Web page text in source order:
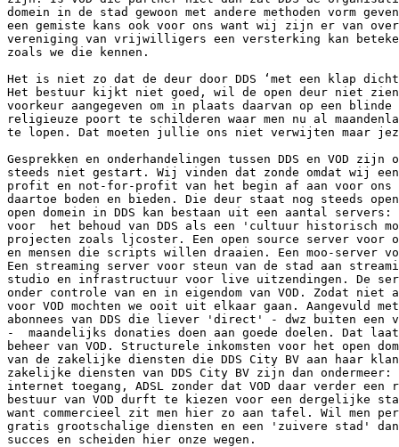
domein in de stad gewoon met andere methoden vorm
een gemiste kans ook voor ons want wij zijn er van
vereniging van vrijwilligers een versterking kan
zoals we die kennen.
Het is niet zo dat de deur door DDS ‘met een klap
Het bestuur kijkt niet goed, wil de open deur niet
voorkeur aangegeven om in plaats daarvan op een
religieuze poort te schilderen waar men nu al
te lopen. Dat moeten jullie ons niet verwijten maar
Gesprekken en onderhandelingen tussen DDS en VOD zijn
steeds niet gestart. Wij vinden dat zonde omdat wij
profit en not-for-profit van het begin af aan voor ons
daartoe boden en bieden. Die deur staat nog steeds
open domein in DDS kan bestaan uit een aantal
voor  het behoud van DDS als een 'cultuur historisch
projecten zoals ljcoster. Een open source server voor
en mensen die scripts willen draaien. Een moo-server
Een streaming server voor steun van de stad aan
studio en infrastructuur voor live uitzendingen. De
onder controle van en in eigendom van VOD. Zodat
voor VOD mochten we ooit uit elkaar gaan. Aangevuld
abonnees van DDS die liever 'direct' - dwz buiten een
-  maandelijks donaties doen aan goede doelen. Dat
beheer van VOD. Structurele inkomsten voor het open
van de zakelijke diensten die DDS City BV aan haar
zakelijke diensten van DDS City BV zijn dan
internet toegang, ADSL zonder dat VOD daar verder
bestuur van VOD durft te kiezen voor een dergelijke
want commercieel zit men hier zo aan tafel. Wil men
gratis grootschalige diensten en een 'zuivere stad' dan
succes en scheiden hier onze wegen.